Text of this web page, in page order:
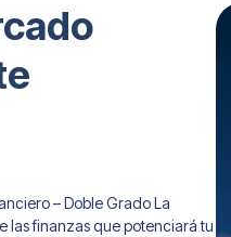
– Doble Grado La
las finanzas que potenciará tu